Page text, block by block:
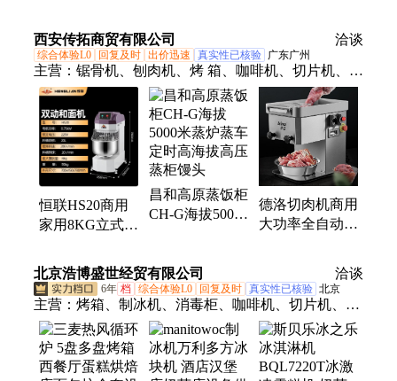
面包坊全套设备
供应
机 浩博送货上
门安装
80
西安传拓商贸有限公司 洽谈
综合体验L0 回复及时 出价迅速 真实性已核验 广东广州
主营： 锯骨机、刨肉机、烤 箱、咖啡机、切片机、灭
菌机、发酵柜、烤鸭炉、冰淇淋机、烤鸡炉、炸鸭
炉、披萨炉、制冰机、保鲜柜、切骨机、热风炉、和
面机、汉堡机、鲜肉柜、片冰机、醒发箱、肉丸机、
消毒柜
恒联HS20商用
家用8KG立式双
蛋糕点心慕斯坊
烘焙设备
昌和高原蒸饭柜
CH-G海拔5000
馒头
德洛切肉机商用
大功率全自动不
新款
北京浩博盛世经贸有限公司 洽谈
6年 档 综合体验L0 回复及时 真实性已核验 北京
主营： 烤箱、制冰机、消毒柜、咖啡机、切片机、电
磁灶、锯骨机、和面机、冰淇淋机、压面条机、油烟
净化系统、后厨不锈钢定制、三星水池、冰柜冰箱、
刨肉机、燃气灶、炒货机、冷饮机、酸奶发酵机、烤